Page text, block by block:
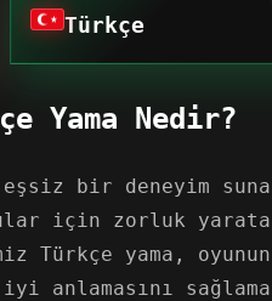
Türkçe
Yama Nedir?
eşsiz bir deneyim
için zorluk
yama,
anlamasını